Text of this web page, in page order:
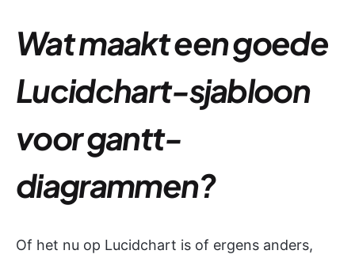
Wat maakt een goede
Lucidchart-sjabloon
voor gantt-
diagrammen?
Of het nu op Lucidchart is of ergens anders,